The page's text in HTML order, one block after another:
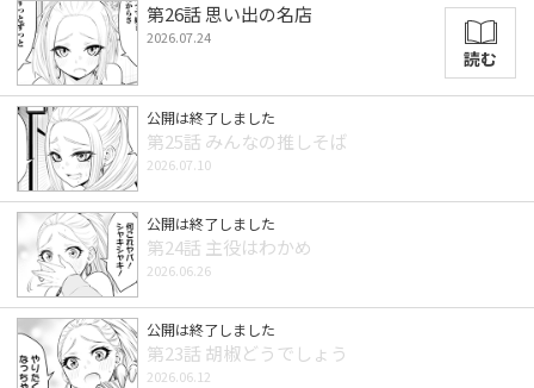
第26話 思い出の名店
2026.07.24
読む
公開は終了しました
第25話 みんなの推しそば
2026.07.10
公開は終了しました
第24話 主役はわかめ
2026.06.26
公開は終了しました
第23話 胡椒どうでしょう
2026.06.12